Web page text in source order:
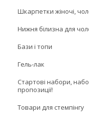
Шкарпетки жіночі,
Нижня білизна для
Бази і топи
Гель-лак
Стартові набори,
пропозиції!
Товари для стемпінгу